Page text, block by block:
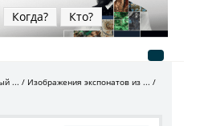
Когда? Кто?
...
Изображения экспонатов из ...